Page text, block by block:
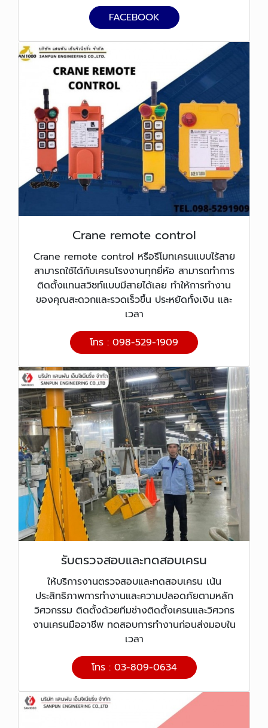
FACEBOOK
Crane remote control
Crane remote control หรือรีโมทเครนแบบไร้สาย
สามารถใช้ได้กับเครนโรงงานทุกยี่ห้อ สามารถทำการ
ติดตั้งแทนสวิซท์แบบมีสายได้เลย ทำให้การทำงาน
ของคุณสะดวกและรวดเร็วขึ้น ประหยัดทั้งเงิน และ
เวลา
โทร : 098-529-1909
รับตรวจสอบและทดสอบเครน
ให้บริการงานตรวจสอบและทดสอบเครน เน้น
ประสิทธิภาพการทำงานและความปลอดภัยตามหลัก
วิศวกรรม ติดตั้งด้วยทีมช่างติดตั้งเครนและวิศวกร
งานเครนมืออาชีพ ทดสอบการทำงานก่อนส่งมอบใน
เวลา
โทร : 03-809-0634